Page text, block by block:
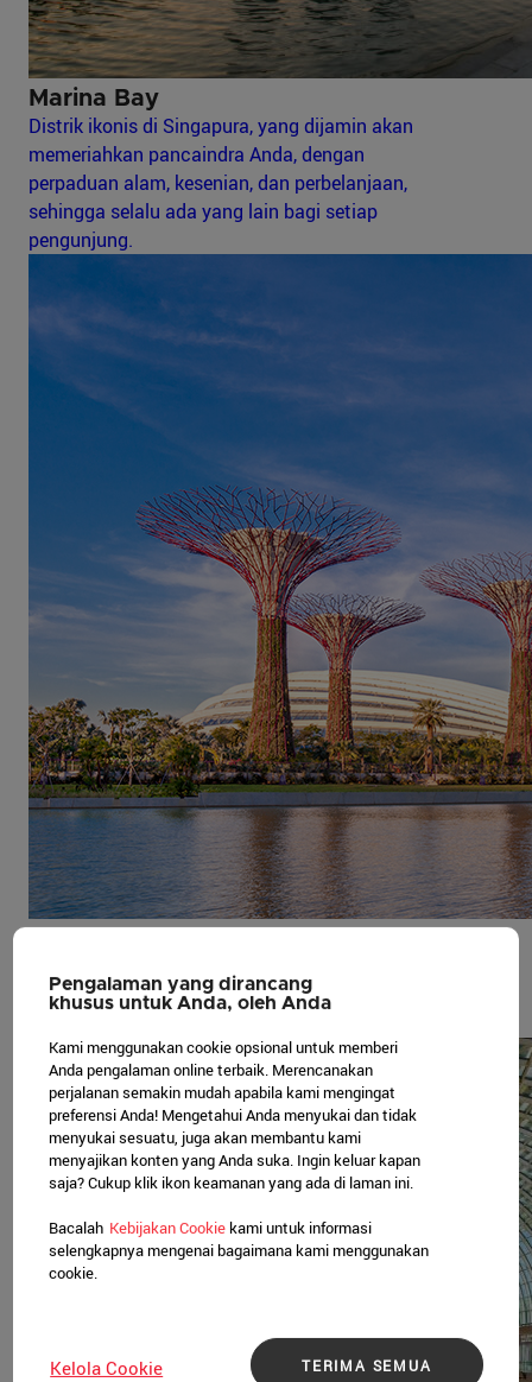
Marina Bay
Distrik ikonis di Singapura, yang dijamin akan
memeriahkan pancaindra Anda, dengan
perpaduan alam, kesenian, dan perbelanjaan,
sehingga selalu ada yang lain bagi setiap
pengunjung.
Dome, dan jelajahi lanskap berkabut Cloud
Pengalaman yang dirancang
khusus untuk Anda, oleh Anda
Kami menggunakan cookie opsional untuk memberi
Anda pengalaman online terbaik. Merencanakan
perjalanan semakin mudah apabila kami mengingat
preferensi Anda! Mengetahui Anda menyukai dan tidak
menyukai sesuatu, juga akan membantu kami
menyajikan konten yang Anda suka. Ingin keluar kapan
saja? Cukup klik ikon keamanan yang ada di laman ini.
Bacalah Kebijakan Cookie kami untuk informasi
selengkapnya mengenai bagaimana kami menggunakan
cookie.
TERIMA SEMUA
Kelola Cookie